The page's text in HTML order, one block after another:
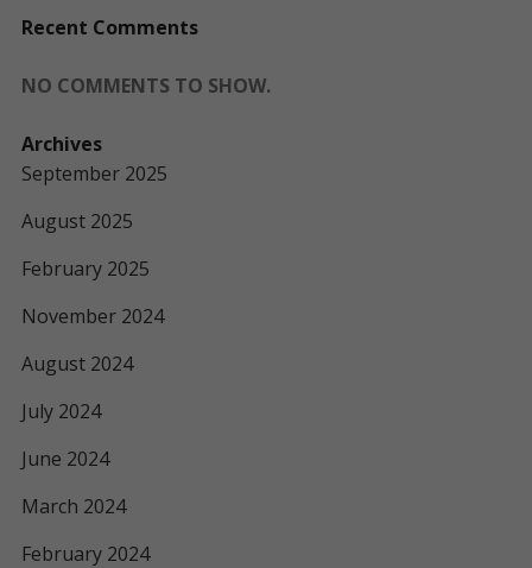
Recent Comments
NO COMMENTS TO SHOW.
Archives
September 2025
August 2025
February 2025
November 2024
August 2024
July 2024
June 2024
March 2024
February 2024